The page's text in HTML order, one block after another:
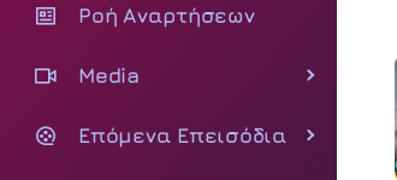
Ροή Αναρτήσεων
Media
Επόμενα Επεισόδια